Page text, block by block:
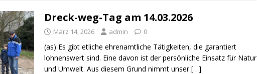
Dreck-weg-Tag am 14.03.2026
März 14, 2026 admin 0
(as) Es gibt etliche ehrenamtliche Tätigkeiten, die garantiert
lohnenswert sind. Eine davon ist der persönliche Einsatz für Natur
und Umwelt. Aus diesem Grund nimmt unser[…]